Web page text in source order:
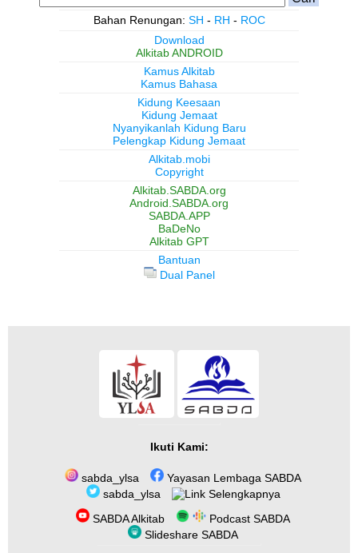
Bahan Renungan: SH - RH - ROC
Download
Alkitab ANDROID
Kamus Alkitab
Kamus Bahasa
Kidung Keesaan
Kidung Jemaat
Nyanyikanlah Kidung Baru
Pelengkap Kidung Jemaat
Alkitab.mobi
Copyright
Alkitab.SABDA.org
Android.SABDA.org
SABDA.APP
BaDeNo
Alkitab GPT
Bantuan
Dual Panel
Ikuti Kami:
sabda_ylsa
Yayasan Lembaga SABDA
sabda_ylsa
Selengkapnya
SABDA Alkitab
Podcast SABDA
Slideshare SABDA